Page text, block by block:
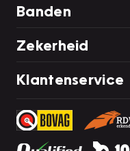
Banden
Zekerheid
Klantenservice